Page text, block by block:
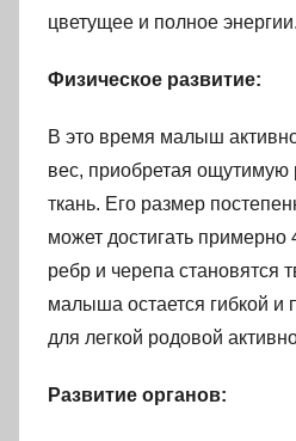
цветущее и полное энергии.
Физическое развитие:
В это время малыш
вес, приобретая
ткань. Его размер
может достигать примерно
ребр и черепа становятся
малыша остается гибкой
для легкой родовой
Развитие органов: